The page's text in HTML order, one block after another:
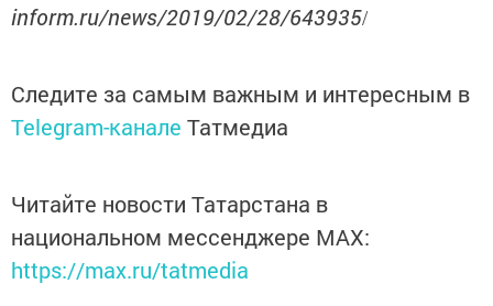
inform.ru/news/2019/02/28/643935/
Следите за самым важным и интересным в
Telegram-канале Татмедиа
Читайте новости Татарстана в
национальном мессенджере MАХ:
https://max.ru/tatmedia